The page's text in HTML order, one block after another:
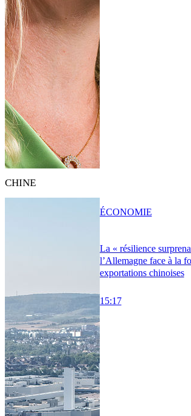
CHINE
La « résilience
l’Allemagne face à la
exportations chinoises
15:17
ÉCONOMIE